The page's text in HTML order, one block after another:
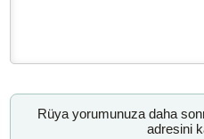
Rüya yorumunuza daha
adresini